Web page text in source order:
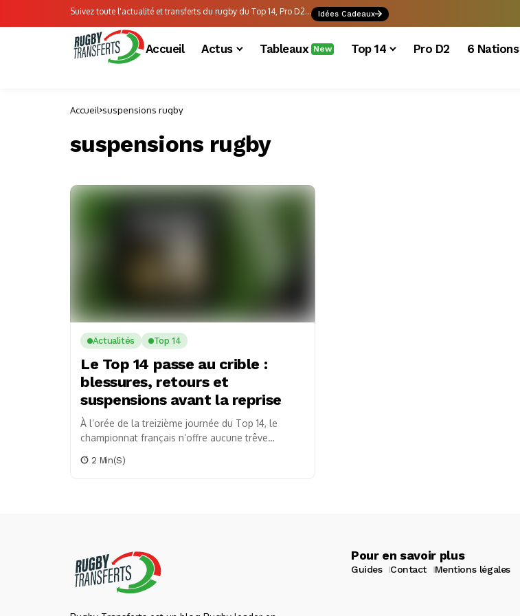
Suivez toute l'actualité et transferts du rugby du Top 14, Pro D2... Idées Cadeaux
Accueil Actus Tableaux New Top 14 Pro D2 6 Nations
Accueil suspensions rugby
suspensions rugby
Actualités Top 14
Le Top 14 passe au crible :
blessures, retours et
suspensions avant la reprise
À l’orée de la treizième journée du Top 14, le
championnat français n’offre aucune trêve
Des...
2 Min(s)
Pour en savoir plus
Guides Contact Mentions légales